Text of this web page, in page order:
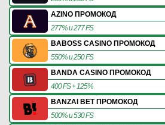
AZINO ПРОМОКОД
277% и 277 FS
BABOSS CASINO ПРОМОКОД
550% и 250 FS
BANDA CASINO ПРОМОКОД
400 FS + 125%
BANZAI BET ПРОМОКОД
500% и 530 FS